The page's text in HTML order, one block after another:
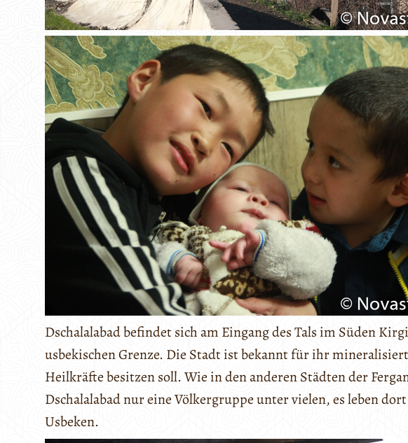
Dschalalabad befindet sich am Eingang des Tals im Süden
usbekischen Grenze. Die Stadt ist bekannt für ihr
Heilkräfte besitzen soll. Wie in den anderen Städten der
Dschalalabad nur eine Völkergruppe unter vielen, es leben
Usbeken.